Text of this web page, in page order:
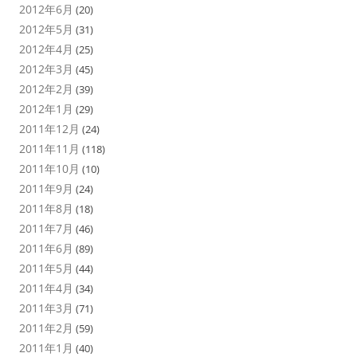
2012年6月 (20)
2012年5月 (31)
2012年4月 (25)
2012年3月 (45)
2012年2月 (39)
2012年1月 (29)
2011年12月 (24)
2011年11月 (118)
2011年10月 (10)
2011年9月 (24)
2011年8月 (18)
2011年7月 (46)
2011年6月 (89)
2011年5月 (44)
2011年4月 (34)
2011年3月 (71)
2011年2月 (59)
2011年1月 (40)